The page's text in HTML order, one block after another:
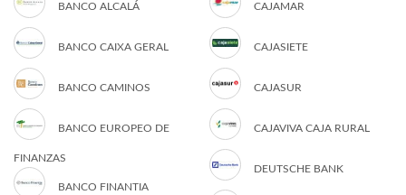
BANCO ALCALÁ
BANCO CAIXA GERAL
BANCO CAMINOS
BANCO EUROPEO DE
FINANZAS
BANCO FINANTIA
CAJAMAR
CAJASIETE
CAJASUR
CAJAVIVA CAJA RURAL
DEUTSCHE BANK